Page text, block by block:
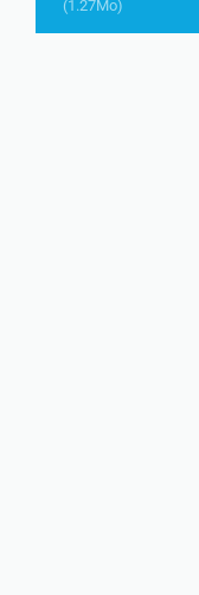
(1.27Mo)